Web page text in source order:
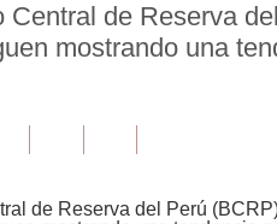
Central de Reserva
mostrando una